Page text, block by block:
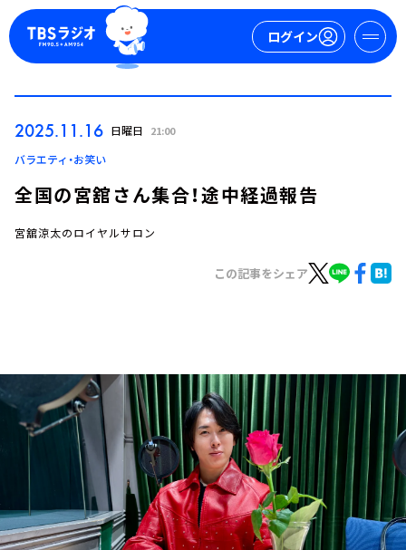
ログイン
ログイン
トピックス
TBS Podcast
お知らせ
イベント・グッズ
YouTube
会社情報
2025.11.16 日曜日 21:00
バラエティ・お笑い
全国の宮舘さん集合！途中経過報告
宮舘涼太のロイヤルサロン
この記事をシェア